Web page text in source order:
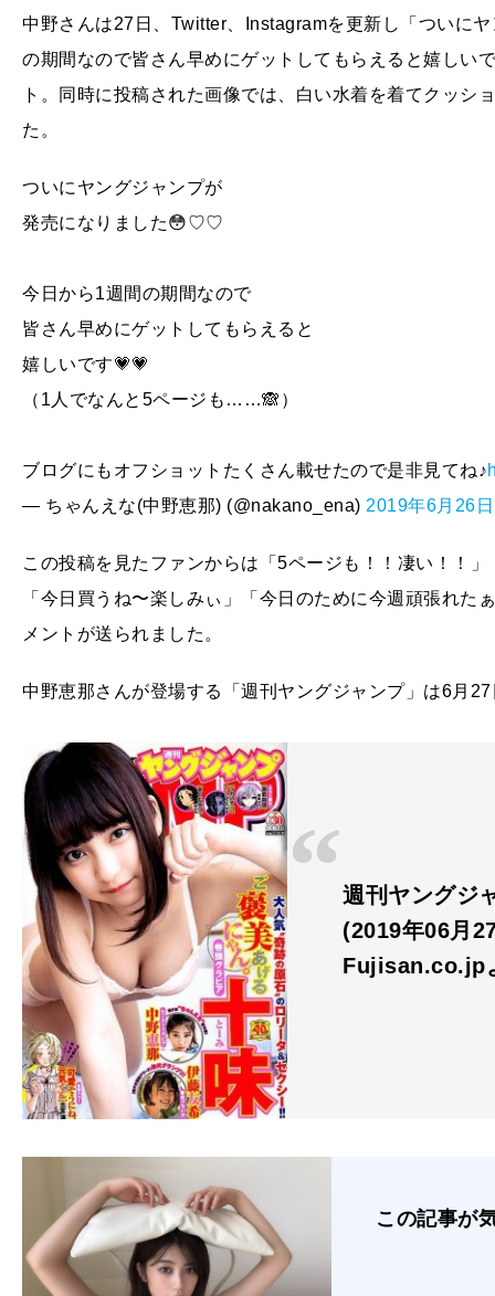
中野さんは27日、Twitter、Instagramを更新し「ついに
の期間なので皆さん早めにゲットしてもらえると嬉し
ト。同時に投稿された画像では、白い水着を着てクッシ
た。
ついにヤングジャンプが
発売になりました😳♡♡
今日から1週間の期間なので
皆さん早めにゲットしてもらえると
嬉しいです💗💗
（1人でなんと5ページも……🙈）
ブログにもオフショットたくさん載せたので是非見てね♪
— ちゃんえな(中野恵那) (@nakano_ena) 2019年6月26日
この投稿を見たファンからは「5ページも！！凄い！！
「今日買うね〜楽しみぃ」「今日のために今週頑張れ
メントが送られました。
中野恵那さんが登場する「週刊ヤングジャンプ」は6月
週刊ヤングジ
(2019年06月
Fujisan.co.jp
この記事が